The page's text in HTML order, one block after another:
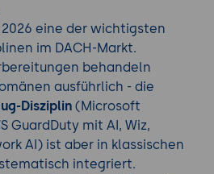
eine der wichtigsten
im DACH-Markt.
behandeln
ausführlich - die
Disziplin(Microsoft
GuardDuty mit AI, Wiz,
AI) ist aber in klassischen
integriert.